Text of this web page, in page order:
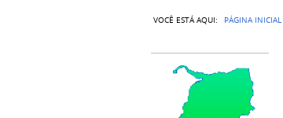
VOCÊ ESTÁ AQUI: PÁGINA INICIAL